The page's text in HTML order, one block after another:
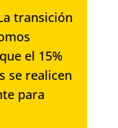
transición
el 15%
se realicen
para